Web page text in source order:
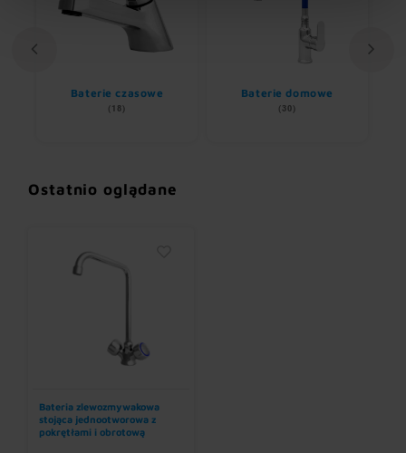
Baterie czasowe
(18)
Baterie domowe
(30)
Ostatnio oglądane
Bateria zlewozmywakowa
stojąca jednootworowa z
pokrętłami i obrotową